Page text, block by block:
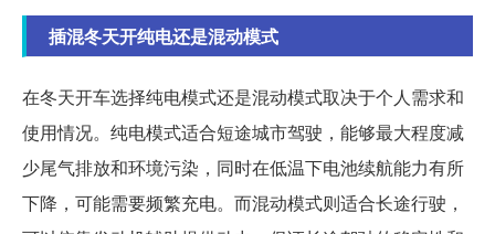
插混冬天开纯电还是混动模式
在冬天开车选择纯电模式还是混动模式取决于个人需求和
使用情况。纯电模式适合短途城市驾驶，能够最大程度减
少尾气排放和环境污染，同时在低温下电池续航能力有所
下降，可能需要频繁充电。而混动模式则适合长途行驶，